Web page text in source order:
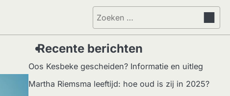
Zoeken
naar:
Recente berichten
Oos Kesbeke gescheiden? Informatie en uitleg
Martha Riemsma leeftijd: hoe oud is zij in 2025?